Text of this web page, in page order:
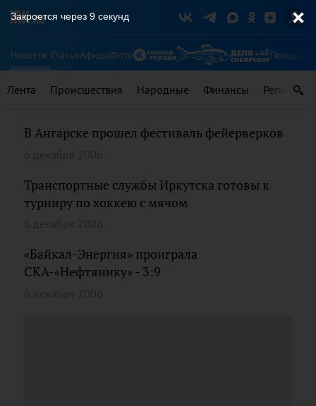
Новости СтатьиАфишаФото Погода
Лента Происшествия Народные Финансы Регионы
В Ангарске прошел фестиваль фейерверков
Транспортные службы Иркутска готовы к
турниру по хоккею с мячом
«Байкал-Энергия» проиграла
СКА-«Нефтянику» - 3:9
Закроется через 9 секунд